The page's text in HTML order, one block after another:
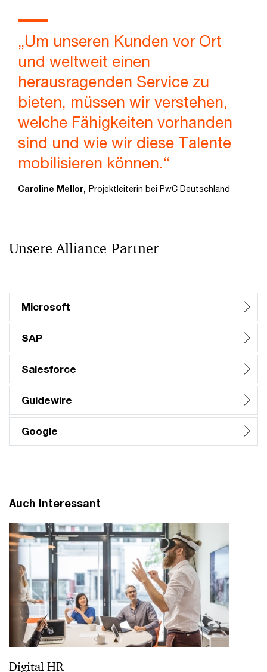
„Um unseren Kunden vor Ort
und weltweit einen
herausragenden Service zu
bieten, müssen wir verstehen,
welche Fähigkeiten vorhanden
sind und wie wir diese Talente
mobilisieren können.“
Caroline Mellor, Projektleiterin bei PwC Deutschland
Unsere Alliance-Partner
Microsoft
SAP
Salesforce
Guidewire
Google
Auch interessant
Digital HR